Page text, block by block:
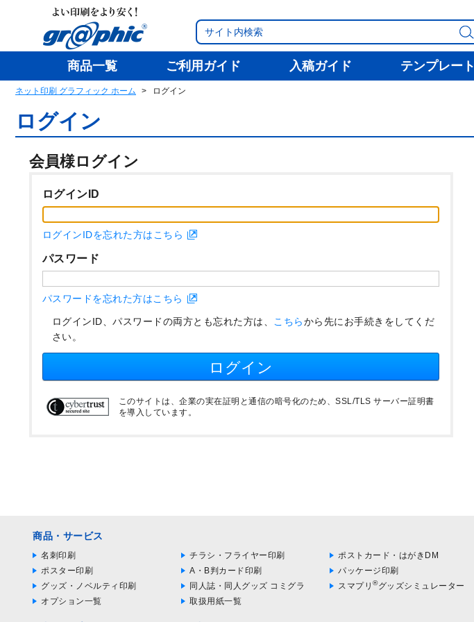
商品一覧 ご利用ガイド 入稿ガイド テンプレート
ネット印刷 グラフィック ホーム ログイン
ログイン
会員様ログイン
ログインID
ログインIDを忘れた方はこちら
パスワード
パスワードを忘れた方はこちら
ログインID、パスワードの両方とも忘れた方は、 こちらから先にお手続きをしてくだ
さい。
ログイン
このサイトは、企業の実在証明と通信の暗号化のため、SSL/TLS サーバー証明書
を導入しています。
商品・サービス
名刺印刷 チラシ・フライヤー印刷 ポストカード・はがきDM
ポスター印刷
A・B判カード印刷 パッケージ印刷
グッズ・ノベルティ印刷
同人誌・同人グッズ コミグラ スマプリ ®グッズシミュレーター
オプション一覧
取扱用紙一覧